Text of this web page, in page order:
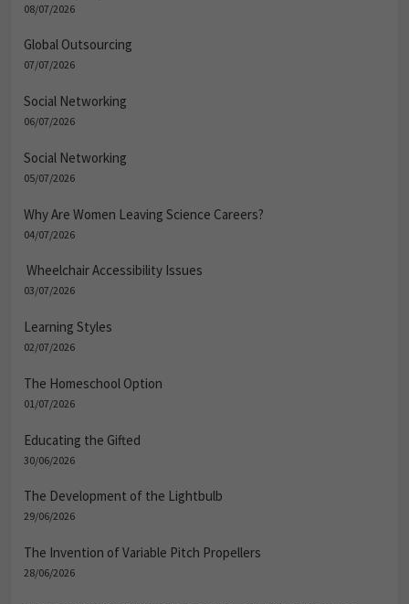
08/07/2026
Global Outsourcing
07/07/2026
Social Networking
06/07/2026
Social Networking
05/07/2026
Why Are Women Leaving Science Careers?
04/07/2026
Wheelchair Accessibility Issues
03/07/2026
Learning Styles
02/07/2026
The Homeschool Option
01/07/2026
Educating the Gifted
30/06/2026
The Development of the Lightbulb
29/06/2026
The Invention of Variable Pitch Propellers
28/06/2026